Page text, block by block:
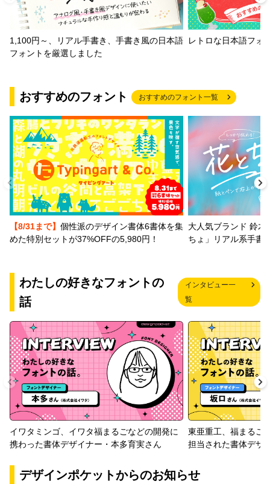
1,100円～、リアル手書き、手書き風の日本語
フォントを厳選しました
レトロな日本語フォ
おすすめのフォント おすすめのフォント一覧
【8/31まで】 個性派のデザイン書体6書体を集
めた特別セットが37%OFFの5,980円！
大人気ブランド 鈴木
ちょ」リアル系手書
わたしの好きなフォントの
話
インタビュー一
覧
イワタミンゴ、イワタ福まるごなどの開発に
携わった書体デザイナー・本多育実さん
東亜重工、福まるご
担当された書体デザ
デザインポケットからのお知らせ